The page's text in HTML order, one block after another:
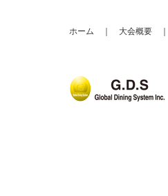
ホーム 大会概要